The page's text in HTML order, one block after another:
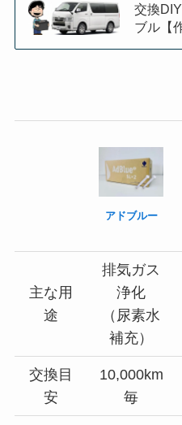
交換
ブル【
アドブルー
主な用
途
排気ガス
浄化
（尿素水
補充）
交換目
安
10,000km
毎